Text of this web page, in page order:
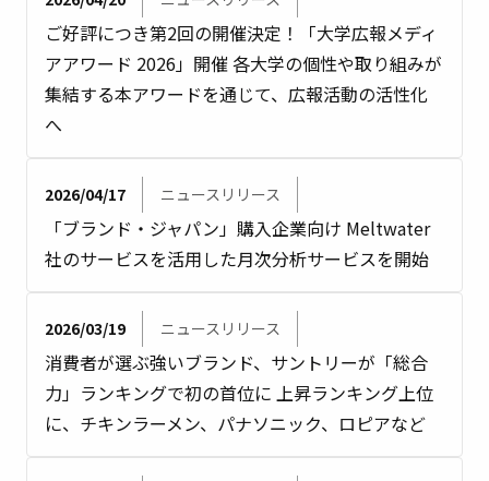
ご好評につき第2回の開催決定！「大学広報メディ
アアワード 2026」開催 各大学の個性や取り組みが
集結する本アワードを通じて、広報活動の活性化
へ
2026/04/17 ニュースリリース
「ブランド・ジャパン」購入企業向け Meltwater
社のサービスを活用した月次分析サービスを開始
2026/03/19 ニュースリリース
消費者が選ぶ強いブランド、サントリーが「総合
力」ランキングで初の首位に 上昇ランキング上位
に、チキンラーメン、パナソニック、ロピアなど